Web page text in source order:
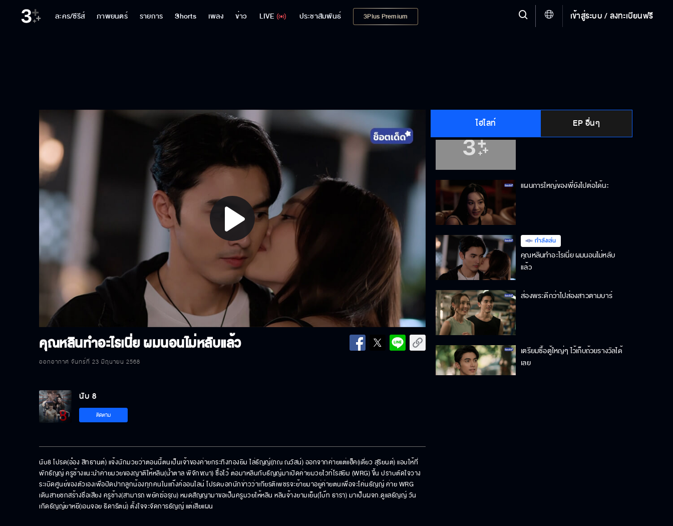
ละคร/ซีรีส์ ภาพยนตร์ รายการ Shorts เพลง ข่าว LIVE ประชาสัมพันธ์ 3Plus Premium เข้าสู่ระบบ / ลงทะเบียนฟรี
Play
Video
คุณหลินทำอะไรเนี่ย ผมนอนไม่หลับแล้ว
ออกอากาศ จันทร์ที่ 23 มิถุนายน 2568
ไฮไลท์ EP อื่นๆ
แฟนไอ้เย็นมาหาโปรดทำไม
ถ้ามันเอาไปพูดแผนเราฉิบหายกันหมด
แผนการใหญ่ของพี่ยังไปต่อได้นะ
กำลังเล่น
คุณหลินทำอะไรเนี่ย ผมนอนไม่หลับ
แล้ว
ส่องพระดีกว่าไปส่องสาวตามบาร์
เตรียมซื้อตู้ใหญ่ๆ ไว้เก็บถ้วยรางวัลได้
เลย
นับ 8
ติดตาม
นับ8 โปรด(อ๋อง สิทธานต์) แจ้งนักมวยว่าตอนนี้ตนเป็นเจ้าของค่ายกระทิงทองยิม ไล่ธัญญ์(ภณ ณวัสน์) ออกจากค่ายแต่แฮ็ค(เดี่ยว สุริยนต์) แอบให้ที่
พักธัญญ์ ครูช้างแนะนำค่ายมวยของญาติให้หลิน(น้ำตาล พิจักขณา) ซื้อไว้ ต่อมาหลินกับธัญญ์มาเปิดค่ายมวยไวท์โรสยิม (WRG) ขึ้น ปราบตัดใจวาง
ระเบิดศูนย์ของตัวเองเพื่อปิดปากลูกน้องทุกคนในแก๊งค์ออนไลน์ โปรดบอกนักข่าวว่าเกียรติเพชรจะย้ายมาอยู่ค่ายตนเพื่อจะโค่นธัญญ์ ค่าย WRG
เดินสายชกสร้างชื่อเสียง ครูช้าง(สามารถ พยัคฆ์อรุณ) หมดสัญญามาขอเป็นครูมวยให้หลิน หลินจ้างยามเย็น(โบ๊ท ธารา) มาเป็นผจก.ดูแลธัญญ์ วัน
เกิดธัญญ์ยาหยี(เอนจอย ธิดารัตน์) ตั้งใจจะจัดการธัญญ์ แต่เสียแผน